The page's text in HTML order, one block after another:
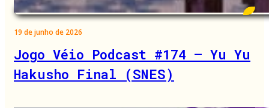
19 de junho de 2026
Jogo Véio Podcast #174 – Yu Yu
Hakusho Final (SNES)